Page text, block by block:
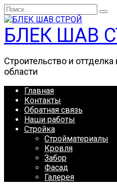
Перейти
к
содержанию
Search
for:
БЛЕК ШАВ
Строительство и
области
Главная
Контакты
Обратная связь
Наши работы
Стройка
Стройматериалы
Кровля
Забор
Фасад
Галерея